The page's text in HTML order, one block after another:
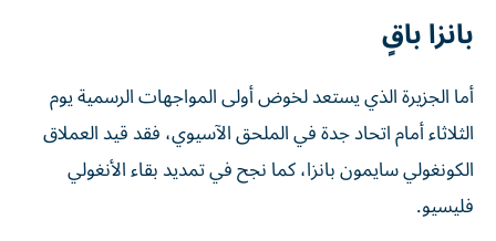
بانزا باقٍ
أما الجزيرة الذي يستعد لخوض أولى المواجهات الرسمية يوم
الثلاثاء أمام اتحاد جدة في الملحق الآسيوي، فقد قيد العملاق
الكونغولي سايمون بانزا، كما نجح في تمديد بقاء الأنغولي
فليسيو.